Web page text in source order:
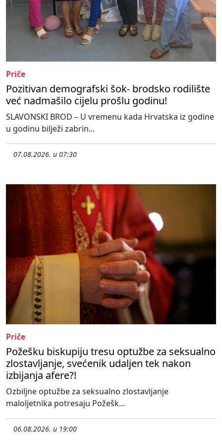
Priče
Pozitivan demografski šok- brodsko rodilište
već nadmašilo cijelu prošlu godinu!
SLAVONSKI BROD – U vremenu kada Hrvatska iz godine
u godinu bilježi zabrin...
07.08.2026. u 07:30
Priče
Požešku biskupiju tresu optužbe za seksualno
zlostavljanje, svećenik udaljen tek nakon
izbijanja afere?!
Ozbiljne optužbe za seksualno zlostavljanje
maloljetnika potresaju Požešk...
06.08.2026. u 19:00